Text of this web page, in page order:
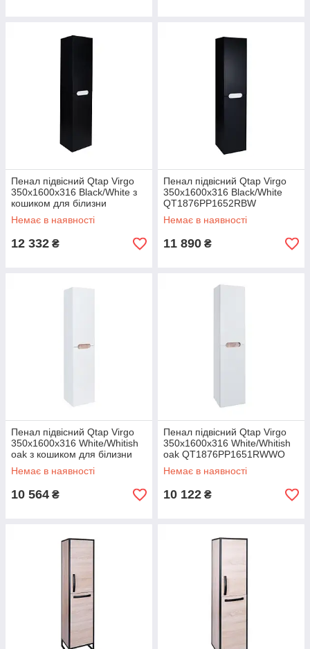
Пенал підвісний Qtap Virgo
350х1600х316 Black/White з
кошиком для білизни
QT1876PP1652KRBW
Немає в наявності
12 332 ₴
Пенал підвісний Qtap Virgo
350х1600х316 Black/White
QT1876PP1652RBW
Немає в наявності
11 890 ₴
Пенал підвісний Qtap Virgo
350х1600х316 White/Whitish
oak з кошиком для білизни
QT1876PP1651KRWWO
Немає в наявності
10 564 ₴
Пенал підвісний Qtap Virgo
350х1600х316 White/Whitish
oak QT1876PP1651RWWO
Немає в наявності
10 122 ₴